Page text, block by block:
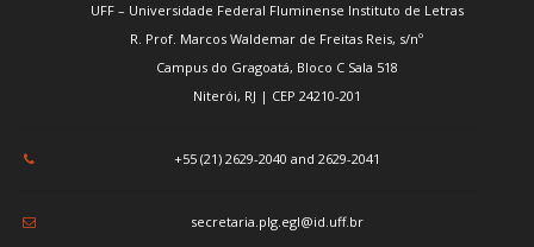
UFF – Universidade Federal Fluminense Instituto de Letras
R. Prof. Marcos Waldemar de Freitas Reis, s/nº
Campus do Gragoatá, Bloco C Sala 518
Niterói, RJ | CEP 24210-201
+55 (21) 2629-2040 and 2629-2041
secretaria.plg.egl@id.uff.br